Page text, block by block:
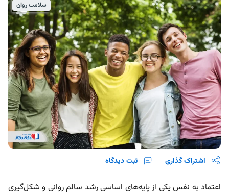
سلامت روان
اشتراک گذاری ثبت دیدگاه
اعتماد به نفس یکی از پایه‌های اساسی رشد سالم روانی و شکل‌گیری